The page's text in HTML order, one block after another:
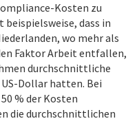
Kosten zu
beispielsweise, dass in
wo mehr als
Faktor Arbeit entfallen,
durchschnittliche
Dollar hatten. Bei
% der Kosten
die durchschnittlichen